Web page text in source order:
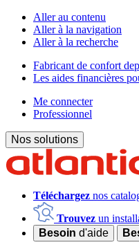
Aller au contenu
Aller à la navigation
Aller à la recherche
Fabricant de confort
Les aides financières
Me connecter
Professionnel
Nos solutions
Téléchargez nos
Trouvez un
Besoin d'aide